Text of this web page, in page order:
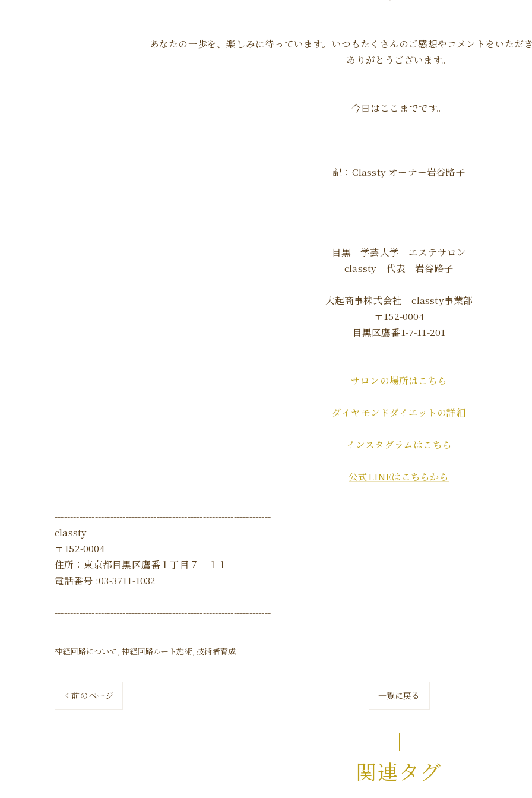
あなたの一歩を、楽しみに待っています。いつもたくさんのご感想やコメントをいただ
ありがとうございます。
今日はここまでです。
記：Classty オーナー岩谷路子
目黒 学芸大学 エステサロン
classty 代表 岩谷路子
大起商事株式会社 classty事業部
〒152-0004
目黒区鷹番1-7-11-201
サロンの場所はこちら
ダイヤモンドダイエットの詳細
インスタグラムはこちら
公式LINEはこちらから
----------------------------------------------------------------------
classty
〒152-0004
住所：東京都目黒区鷹番１丁目７－１１
電話番号 :03-3711-1032
----------------------------------------------------------------------
神経回路について 神経回路ルート施術 技術者育成
< 前のページ 一覧に戻る
関連タグ